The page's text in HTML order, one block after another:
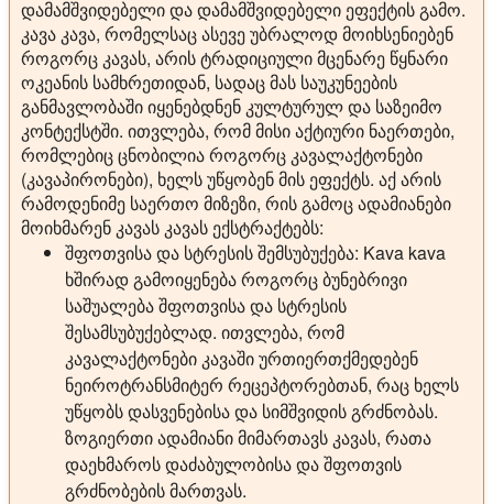
დამამშვიდებელი და დამამშვიდებელი ეფექტის გამო.
კავა კავა, რომელსაც ასევე უბრალოდ მოიხსენიებენ
როგორც კავას, არის ტრადიციული მცენარე წყნარი
ოკეანის სამხრეთიდან, სადაც მას საუკუნეების
განმავლობაში იყენებდნენ კულტურულ და საზეიმო
კონტექსტში. ითვლება, რომ მისი აქტიური ნაერთები,
რომლებიც ცნობილია როგორც კავალაქტონები
(კავაპირონები), ხელს უწყობენ მის ეფექტს. აქ არის
რამოდენიმე საერთო მიზეზი, რის გამოც ადამიანები
მოიხმარენ კავას კავას ექსტრაქტებს:
შფოთვისა და სტრესის შემსუბუქება: Kava kava
ხშირად გამოიყენება როგორც ბუნებრივი
საშუალება შფოთვისა და სტრესის
შესამსუბუქებლად. ითვლება, რომ
კავალაქტონები კავაში ურთიერთქმედებენ
ნეიროტრანსმიტერ რეცეპტორებთან, რაც ხელს
უწყობს დასვენებისა და სიმშვიდის გრძნობას.
ზოგიერთი ადამიანი მიმართავს კავას, რათა
დაეხმაროს დაძაბულობისა და შფოთვის
გრძნობების მართვას.